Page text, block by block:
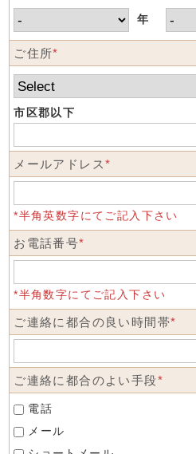
年
ご住所*
市区郡以下
メールアドレス*
*半角英数字にてご記入下さい
お電話番号*
*半角数字にてご記入下さい
ご連絡に都合の良い時間帯*
ご連絡に都合のよい手段*
電話
メール